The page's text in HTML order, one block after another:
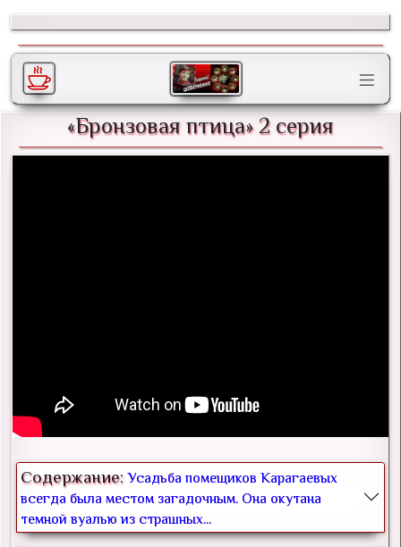
«Бронзовая птица» 2 серия
Содержание:Усадьба помещиков Карагаевых
всегда была местом загадочным. Она окутана
темной вуалью из страшных...